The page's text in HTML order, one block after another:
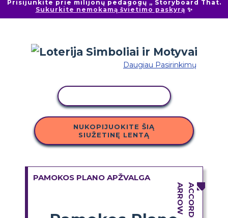
Prisijunkite prie milijonų pedagogų „ Storyboard That.
Sukurkite nemokamą švietimo paskyrą ✨
Daugiau Pasirinkimų
NUKOPIJUOKITE ŠIĄ
SIUŽETINĘ LENTĄ
PAMOKOS PLANO APŽVALGA